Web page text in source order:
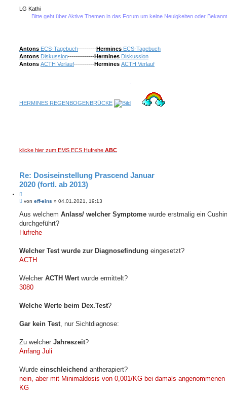
LG Kathi
Bitte geht über Aktive Themen in das Forum um keine Neuigkeiten oder
Antons ECS-Tagebuch---------Hermines ECS-Tagebuch
Antons Diskussion-------------Hermines Diskussion
Antons ACTH Verlauf----------Hermines ACTH Verlauf
HERMINES REGENBOGENBRÜCKE
klicke hier zum EMS ECS Hufrehe ABC
Re: Dosiseinstellung Prascend Januar
2020 (fortl. ab 2013)
i
e
r
e
B
i
r
a
von eff-eins » 04.01.2021, 19:13
Aus welchem Anlass/ welcher Symptome wurde erstmalig ein
durchgeführt?
Hufrehe
Welcher Test wurde zur Diagnosefindung eingesetzt?
ACTH
Welcher ACTH Wertwurde ermittelt?
3080
Welche Werte beim Dex.Test?
Gar kein Test, nur Sichtdiagnose:
Zu welcher Jahreszeit?
Anfang Juli
Wurde einschleichend antherapiert?
nein, aber mit Minimaldosis von 0,001/KG bei damals angenommenen
KG